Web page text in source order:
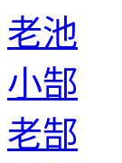
老池
小郜
老郜